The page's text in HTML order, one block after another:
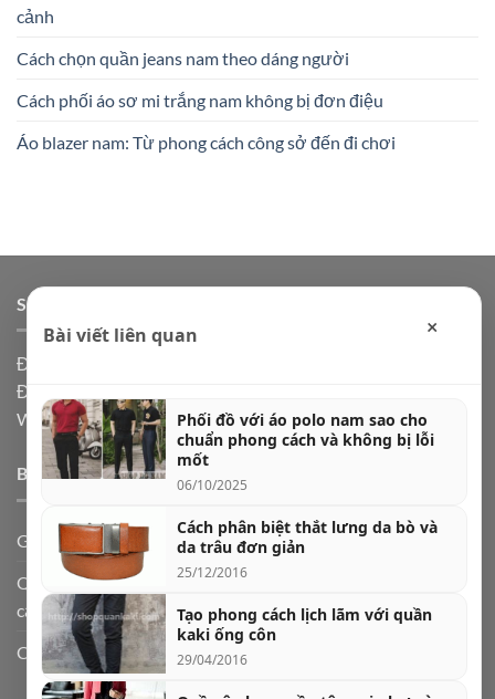
cảnh
Cách chọn quần jeans nam theo dáng người
Cách phối áo sơ mi trắng nam không bị đơn điệu
Áo blazer nam: Từ phong cách công sở đến đi chơi
SHOP ĐỒ NAM ONLINE
Địa chỉ: Hà Nội, Ship code toàn quốc
Điện thoại:
Website: Shopdonam.com
BÀI VIẾT MỚI
Giày lười nam da bò – biểu tượng của sự lịch lãm
Quần jogger nam và 5 cách phối đồ cực chất theo từng hoàn
cảnh
Cách chọn quần jeans nam theo dáng người
Bài viết liên quan ×
Phối đồ với áo polo nam sao cho
chuẩn phong cách và không bị lỗi
mốt
06/10/2025
Cách phân biệt thắt lưng da bò và
da trâu đơn giản
25/12/2016
Tạo phong cách lịch lãm với quần
kaki ống côn
29/04/2016